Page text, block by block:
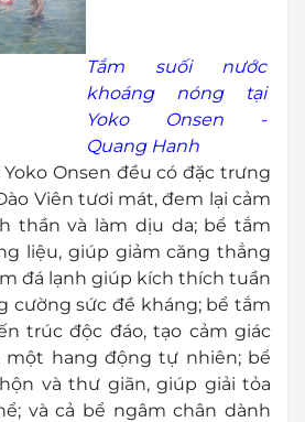
Tắm suối nước
khoáng nóng tại
Yoko Onsen -
Quang Hanh
Onsen đều có đặc trưng
Viên tươi mát, đem lại cảm
thần và làm dịu da; bể tắm
liệu, giúp giảm căng thẳng
đá lạnh giúp kích thích tuần
cường sức đề kháng; bể tắm
trúc độc đáo, tạo cảm giác
một hang động tự nhiên; bể
và thư giãn, giúp giải tỏa
và cả bể ngâm chân dành